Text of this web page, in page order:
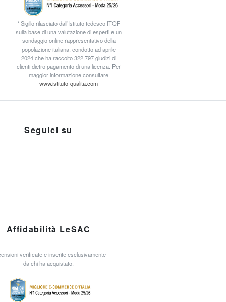
* Sigillo rilasciato dall’Istituto tedesco ITQF
sulla base di una valutazione di esperti e un
sondaggio online rappresentativo della
popolazione italiana, condotto ad aprile
2024 che ha raccolto 322.797 giudizi di
clienti dietro pagamento di una licenza. Per
maggior informazione consultare
www.istituto-qualita.com
Seguici su
Affidabilità LeSAC
verificate e inserite esclusivamente
da chi ha acquistato.